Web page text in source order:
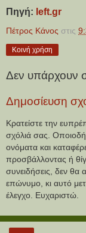
Πηγή: left.gr
Πέτρος Κάνος στις
Κοινή χρήση
Δεν υπάρχουν
Δημοσίευση
Κρατείστε την
σχόλιά σας.
ονόματα και
προσβάλλοντας ή
συνειδήσεις, δεν θα
επώνυμο, κι αυτό
έλεγχο. Ευχαριστώ.